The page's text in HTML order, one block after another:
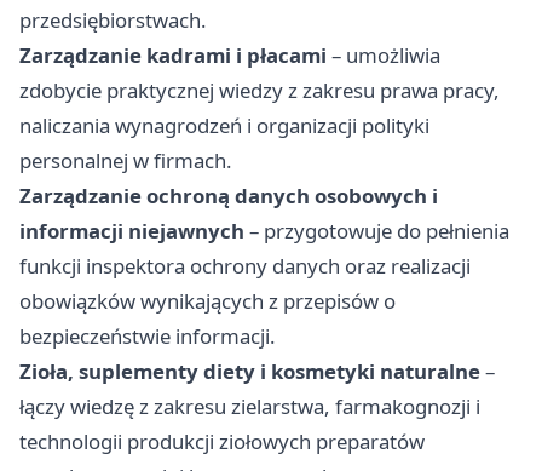
przedsiębiorstwach.
Zarządzanie kadrami i płacami – umożliwia
zdobycie praktycznej wiedzy z zakresu prawa pracy,
naliczania wynagrodzeń i organizacji polityki
personalnej w firmach.
Zarządzanie ochroną danych osobowych i
informacji niejawnych – przygotowuje do pełnienia
funkcji inspektora ochrony danych oraz realizacji
obowiązków wynikających z przepisów o
bezpieczeństwie informacji.
Zioła, suplementy diety i kosmetyki naturalne–
łączy wiedzę z zakresu zielarstwa, farmakognozji i
technologii produkcji ziołowych preparatów